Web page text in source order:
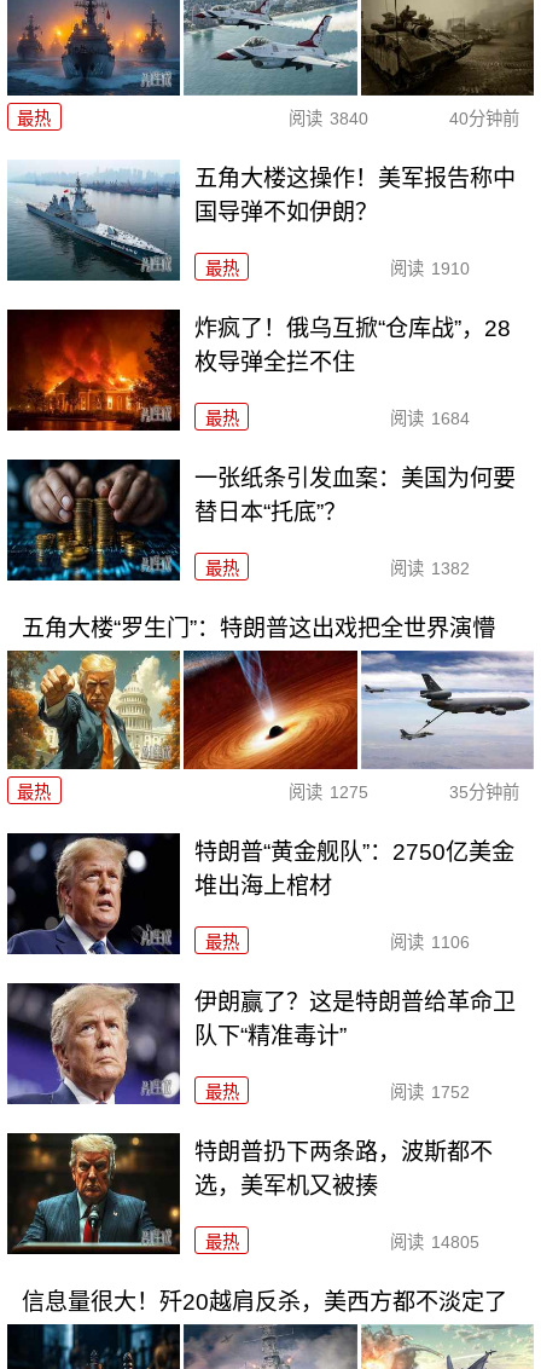
最热 阅读 3840 40分钟前
五角大楼这操作！美军报告称中
国导弹不如伊朗？
最热 阅读 1910
炸疯了！俄乌互掀“仓库战”，28
枚导弹全拦不住
最热 阅读 1684
一张纸条引发血案：美国为何要
替日本“托底”？
最热 阅读 1382
五角大楼“罗生门”：特朗普这出戏把全世界演懵
最热 阅读 1275 35分钟前
特朗普“黄金舰队”：2750亿美金
堆出海上棺材
最热 阅读 1106
伊朗赢了？这是特朗普给革命卫
队下“精准毒计”
最热 阅读 1752
特朗普扔下两条路，波斯都不
选，美军机又被揍
最热 阅读 14805
信息量很大！歼20越肩反杀，美西方都不淡定了